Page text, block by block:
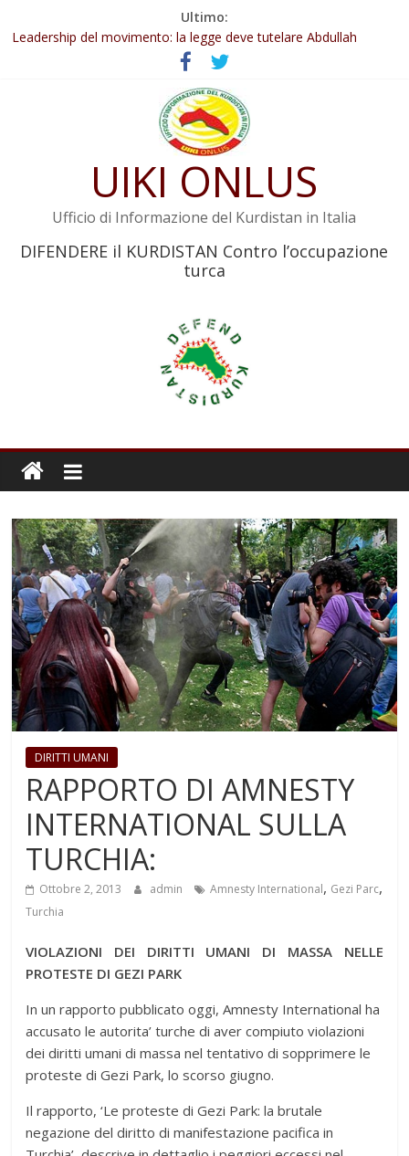
Ultimo:
Abdullah Öcalan: Le legge negativa deve essere trasformata in
legge positiva
Leadership del movimento: la legge deve tutelare Abdullah
Öcalan e l’intero movimento
Commissione donne del KNK: Şengal è di nuovo sotto minaccia
Non tenere conto della situazione di Rêber Apo ostacolerebbe
Il KNK chiede un’azione internazionale contro i crimini di guerra
UIKI ONLUS
Ufficio di Informazione del Kurdistan in Italia
DIFENDERE il KURDISTAN Contro l’occupazione
turca
DIRITTI UMANI
RAPPORTO DI AMNESTY
INTERNATIONAL SULLA
TURCHIA:
Ottobre 2, 2013 admin Amnesty International, Gezi Parc,
Turchia
VIOLAZIONI DEI DIRITTI UMANI DI MASSA NELLE
PROTESTE DI GEZI PARK
In un rapporto pubblicato oggi, Amnesty International ha
accusato le autorita’ turche di aver compiuto violazioni
dei diritti umani di massa nel tentativo di sopprimere le
proteste di Gezi Park, lo scorso giugno.
Il rapporto, ‘Le proteste di Gezi Park: la brutale
negazione del diritto di manifestazione pacifica in